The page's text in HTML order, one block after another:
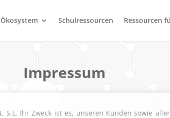
Schulressourcen Ressourcen
Impressum
S.L. Ihr Zweck ist es, unseren Kunden sowie